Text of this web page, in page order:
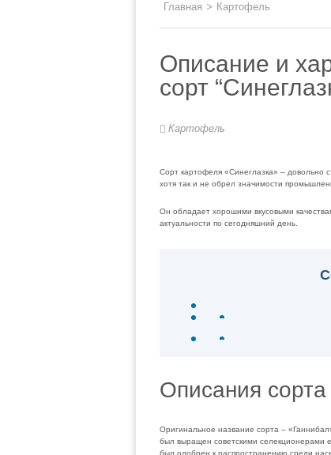
Главная > Картофель
Описание и
сорт
Картофель
Сорт картофеля «Синеглазка» – довольно
хотя так и не обрел значимости
Он обладает хорошими вкусовыми
актуальности по сегодняшний день.
Описания
Оригинальное название сорта –
был выращен советскими селекционерами
был одобрен к распространению среди